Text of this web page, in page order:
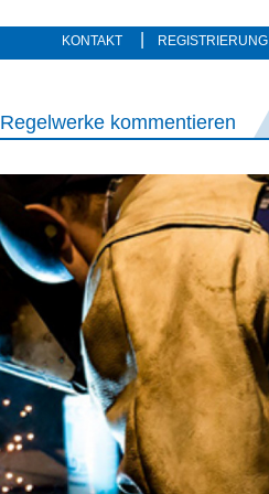
KONTAKT REGISTRIERUNG
Regelwerke kommentieren